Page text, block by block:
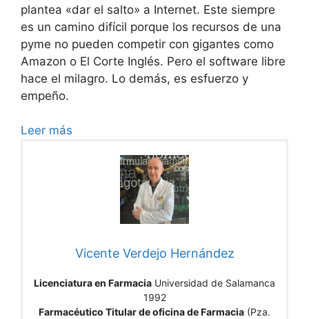
plantea «dar el salto» a Internet. Este siempre
es un camino difícil porque los recursos de una
pyme no pueden competir con gigantes como
Amazon o El Corte Inglés. Pero el software libre
hace el milagro. Lo demás, es esfuerzo y
empeño.
Leer más
Vicente Verdejo Hernández
Licenciatura en Farmacia Universidad de Salamanca
1992
Farmacéutico Titular de oficina de Farmacia (Pza.